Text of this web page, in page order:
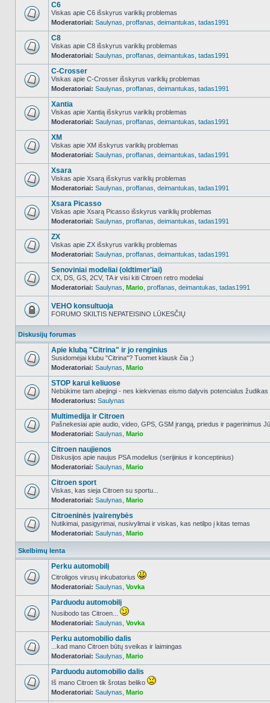
NO_UNREAD_POSTS
C6
Viskas apie C6 išskyrus variklių problemas
Moderatoriai: Saulynas proffanas deimantukas tadas1991
NO_UNREAD_POSTS
C8
Viskas apie C8 išskyrus variklių problemas
Moderatoriai: Saulynas proffanas deimantukas tadas1991
NO_UNREAD_POSTS
C-Crosser
Viskas apie C-Crosser išskyrus variklių problemas
Moderatoriai: Saulynas proffanas deimantukas tadas1991
NO_UNREAD_POSTS
Xantia
Viskas apie Xantią išskyrus variklių problemas
Moderatoriai: Saulynas proffanas deimantukas tadas1991
NO_UNREAD_POSTS
XM
Viskas apie XM išskyrus variklių problemas
Moderatoriai: Saulynas proffanas deimantukas tadas1991
NO_UNREAD_POSTS
Xsara
Viskas apie Xsarą išskyrus variklių problemas
Moderatoriai: Saulynas proffanas deimantukas tadas1991
NO_UNREAD_POSTS
Xsara Picasso
Viskas apie Xsarą Picasso išskyrus variklių problemas
Moderatoriai: Saulynas proffanas deimantukas tadas1991
NO_UNREAD_POSTS
ZX
Viskas apie ZX išskyrus variklių problemas
Moderatoriai: Saulynas proffanas deimantukas tadas1991
NO_UNREAD_POSTS
Senoviniai modeliai (oldtimer'iai)
CX, DS, GS, 2CV, TA ir visi kiti Citroen retro modeliai
Moderatoriai: Saulynas Mario proffanas deimantukas tadas1991
užrakintas
VEHO konsultuoja
FORUMO SKILTIS NEPATEISINO LŪKESČIŲ
Diskusijų forumas
NO_UNREAD_POSTS
Apie klubą "Citrina" ir jo renginius
Susidomėjai klubu "Citrina"? Tuomet klausk čia ;)
Moderatoriai: Saulynas Mario
NO_UNREAD_POSTS
STOP karui keliuose
Nebūkime tam abejingi - nes kiekvienas eismo dalyvis potencialus žudikas
Moderatorius: Saulynas
NO_UNREAD_POSTS
Multimedija ir Citroen
Pašnekesiai apie audio, video, GPS, GSM įrangą, priedus ir pagerinimus
Moderatoriai: Saulynas Mario
NO_UNREAD_POSTS
Citroen naujienos
Diskusijos apie naujus PSA modelius (serijinius ir konceptinius)
Moderatoriai: Saulynas Mario
NO_UNREAD_POSTS
Citroen sport
Viskas, kas sieja Citroen su sportu...
Moderatoriai: Saulynas Mario
NO_UNREAD_POSTS
Citroeninės įvairenybės
Nutikimai, pasigyrimai, nusivylimai ir viskas, kas netilpo į kitas temas
Moderatoriai: Saulynas Mario
Skelbimų lenta
NO_UNREAD_POSTS
Perku automobilį
Citroligos virusų inkubatorius
Moderatoriai: Saulynas Vovka
NO_UNREAD_POSTS
Parduodu automobilį
Nusibodo tas Citroen...
Moderatoriai: Saulynas Vovka
NO_UNREAD_POSTS
Perku automobilio dalis
...kad mano Citroen būtų sveikas ir laimingas
Moderatoriai: Saulynas Mario
NO_UNREAD_POSTS
Parduodu automobilio dalis
Iš mano Citroen tik šrotas beliko
Moderatoriai: Saulynas Mario